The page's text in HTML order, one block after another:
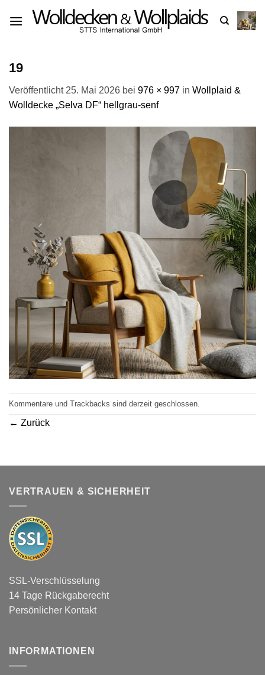
Inhalt
19
Veröffentlicht 25. Mai 2026 bei 976 × 997 in Wollplaid &
Wolldecke „Selva DF“ hellgrau-senf
Kommentare und Trackbacks sind derzeit geschlossen.
← Zurück
VERTRAUEN & SICHERHEIT
SSL-Verschlüsselung
14 Tage Rückgaberecht
Persönlicher Kontakt
INFORMATIONEN